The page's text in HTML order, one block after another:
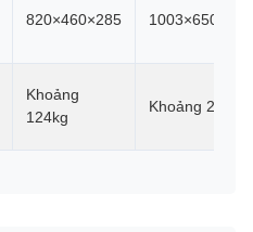
820×460×285 1003×650×440
Khoảng
124kg
Khoảng 240kg